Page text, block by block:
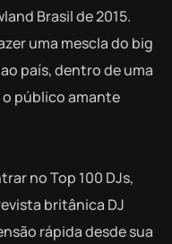
Brasil de 2015.
uma mescla do big
país, dentro de uma
público amante
no Top 100 DJs,
britânica DJ
rápida desde sua